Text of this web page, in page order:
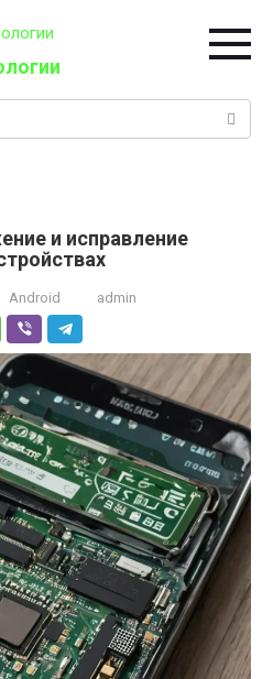
и исправление
Android admin